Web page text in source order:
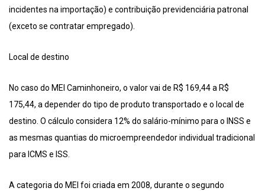
incidentes na importação) e contribuição previdenciária patronal
(exceto se contratar empregado).
Local de destino
No caso do MEI Caminhoneiro, o valor vai de R$ 169,44 a R$
175,44, a depender do tipo de produto transportado e o local de
destino. O cálculo considera 12% do salário-mínimo para o INSS e
as mesmas quantias do microempreendedor individual tradicional
para ICMS e ISS.
A categoria do MEI foi criada em 2008, durante o segundo